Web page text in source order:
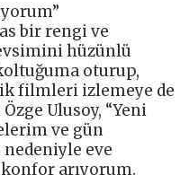
bir rengi ve
hüzünlü
oturup,
filmleri izlemeye de
Ulusoy, “Yeni
ve gün
eve
arıyorum.